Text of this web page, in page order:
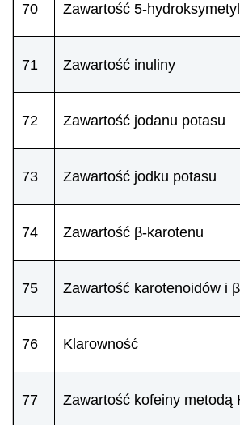
70 Zawartość 5-
71 Zawartość inuliny
72 Zawartość jodanu potasu
73 Zawartość jodku potasu
74 Zawartość β-karotenu
75 Zawartość karotenoidów i
76 Klarowność
77 Zawartość kofeiny metodą